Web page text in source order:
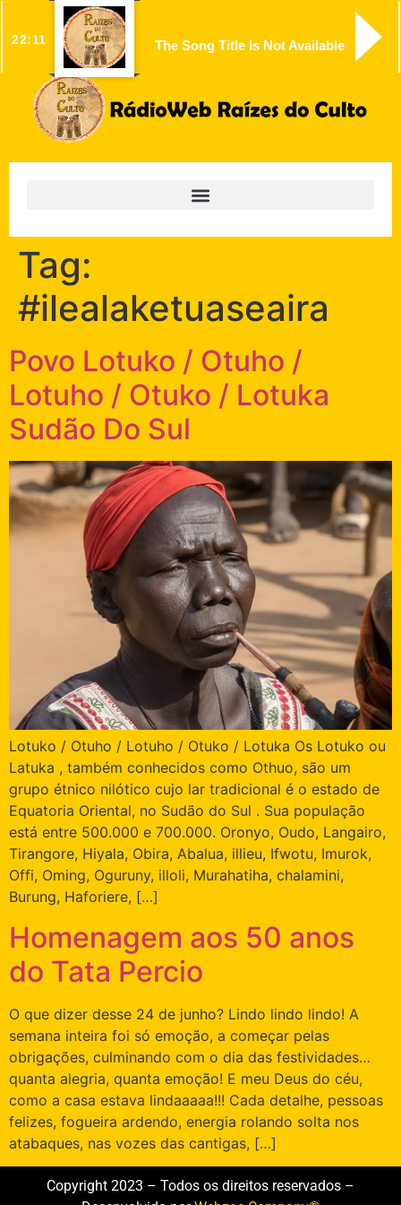
22:11 The Song Title Is Not Available
Tag:
#ilealaketuaseaira
Povo Lotuko / Otuho /
Lotuho / Otuko / Lotuka
Sudão Do Sul
Lotuko / Otuho / Lotuho / Otuko / Lotuka Os Lotuko ou
Latuka , também conhecidos como Othuo, são um
grupo étnico nilótico cujo lar tradicional é o estado de
Equatoria Oriental, no Sudão do Sul . Sua população
está entre 500.000 e 700.000. Oronyo, Oudo, Langairo,
Tirangore, Hiyala, Obira, Abalua, illieu, Ifwotu, Imurok,
Offi, Oming, Oguruny, illoli, Murahatiha, chalamini,
Burung, Haforiere, […]
Homenagem aos 50 anos
do Tata Percio
O que dizer desse 24 de junho? Lindo lindo lindo! A
semana inteira foi só emoção, a começar pelas
obrigações, culminando com o dia das festividades…
quanta alegria, quanta emoção! E meu Deus do céu,
como a casa estava lindaaaaa!!! Cada detalhe, pessoas
felizes, fogueira ardendo, energia rolando solta nos
atabaques, nas vozes das cantigas, […]
Copyright 2023 – Todos os direitos reservados –